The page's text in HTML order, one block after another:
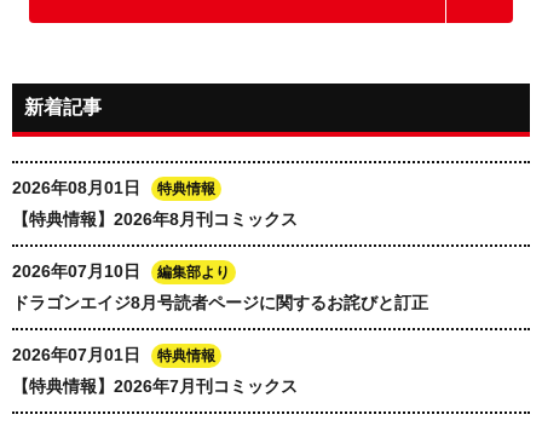
新着記事
2026年08月01日 特典情報
【特典情報】2026年8月刊コミックス
2026年07月10日 編集部より
ドラゴンエイジ8月号読者ページに関するお詫びと訂正
2026年07月01日 特典情報
【特典情報】2026年7月刊コミックス